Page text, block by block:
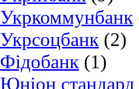
Укркоммунбанк
Укрсоцбанк (2)
Фідобанк (1)
Юніон стандард